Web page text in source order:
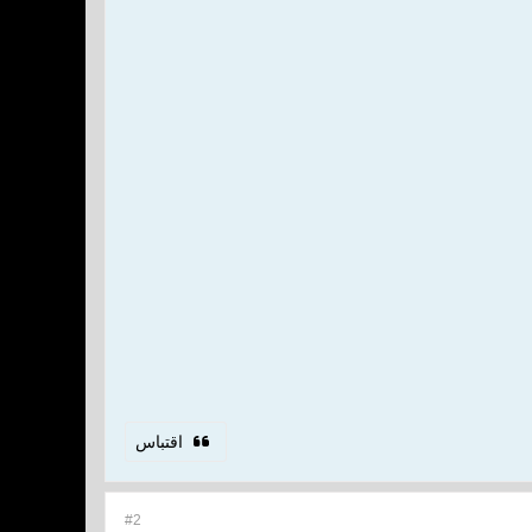
اقتباس
#2